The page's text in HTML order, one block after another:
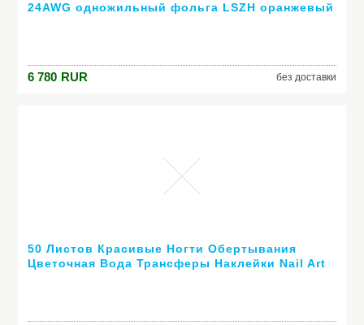
24AWG одножильный фольга LSZH оранжевый
6 780 RUR без доставки
50 Листов Красивые Ногти Обертывания
Цветочная Вода Трансферы Наклейки Nail Art